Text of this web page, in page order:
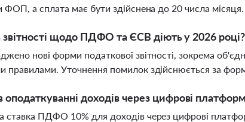
ФОП, а сплата має бути здійснена до 20 числа місяця.
звітності щодо ПДФО та ЄСВ діють у 2026 році?
нові форми податкової звітності, зокрема
правилами. Уточнення помилок здійснюється за
доходів через цифрові
ставка ПДФО 10% для доходів через цифрові